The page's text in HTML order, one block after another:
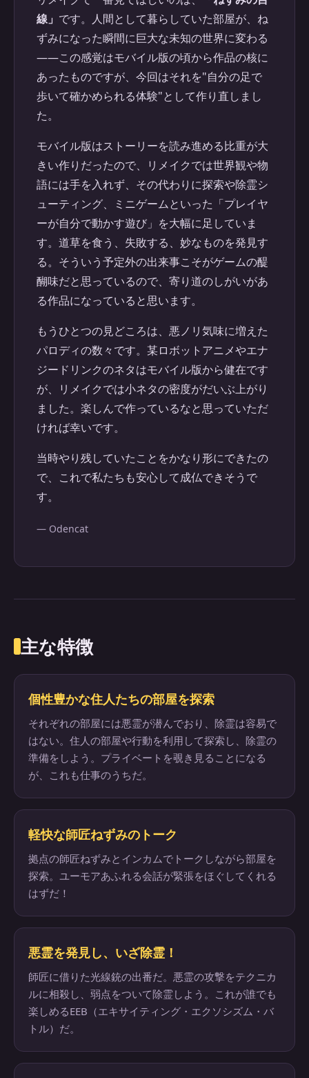
線」 です。人間として暮らしていた部屋が、ね
ずみになった瞬間に巨大な未知の世界に変わる
——この感覚はモバイル版の頃から作品の核に
あったものですが、今回はそれを"自分の足で
歩いて確かめられる体験"として作り直しまし
た。
モバイル版はストーリーを読み進める比重が大
きい作りだったので、リメイクでは世界観や物
語には手を入れず、その代わりに探索や除霊シ
ューティング、ミニゲームといった「プレイヤ
ーが自分で動かす遊び」を大幅に足していま
す。道草を食う、失敗する、妙なものを発見す
る。そういう予定外の出来事こそがゲームの醍
醐味だと思っているので、寄り道のしがいがあ
る作品になっていると思います。
もうひとつの見どころは、悪ノリ気味に増えた
パロディの数々です。某ロボットアニメやエナ
ジードリンクのネタはモバイル版から健在です
が、リメイクでは小ネタの密度がだいぶ上がり
ました。楽しんで作っているなと思っていただ
ければ幸いです。
当時やり残していたことをかなり形にできたの
で、これで私たちも安心して成仏できそうで
す。
— Odencat
主な特徴
個性豊かな住人たちの部屋を探索
それぞれの部屋には悪霊が潜んでおり、除霊は容易で
はない。住人の部屋や行動を利用して探索し、除霊の
準備をしよう。プライベートを覗き見ることになる
が、これも仕事のうちだ。
軽快な師匠ねずみのトーク
拠点の師匠ねずみとインカムでトークしながら部屋を
探索。ユーモアあふれる会話が緊張をほぐしてくれる
はずだ！
悪霊を発見し、いざ除霊！
師匠に借りた光線銃の出番だ。悪霊の攻撃をテクニカ
ルに相殺し、弱点をついて除霊しよう。これが誰でも
楽しめるEEB（エキサイティング・エクソシズム・バ
トル）だ。